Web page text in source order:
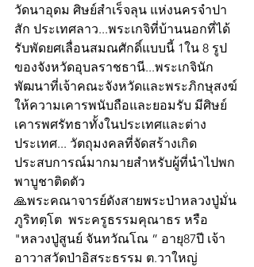
วัดนาอุดม ศิษย์สำเร็จลุน แห่งนครจำปา
สัก ประเทศลาว...พระเกจิที่บ้านนอกที่ได้
รับพัดยศเลื่อนสมณศักดิ์แบบนี้ 1ใน 8 รูป
ของจังหวัดอุบลราชธานี...พระเกจินัก
พัฒนาที่เจ้าคณะจังหวัดและพระภิกษุสงฆ์
ให้ความเคารพนับถือและยอมรับ มีศิษย์
เคารพศรัทธาทั้งในประเทศและต่าง
ประเทศ... วัตถุมงคลที่จัดสร้างเกิด
ประสบการณ์มากมายสำหรับผู้ที่นำไปพก
พาบูชาติดตัว
🙏พระคณาจารย์ดังสายพระป่าหลวงปู่มั่น
ภูริทตฺโต  พระครูธรรมคุณาธร หรือ
"หลวงปู่สูนย์ จันทวัณโณ ” อายุ87ปี เจ้า
อาวาสวัดป่าอิสระธรรม ต.วาใหญ่